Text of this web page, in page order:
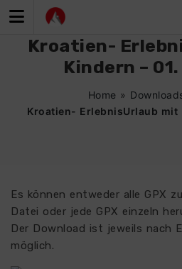
Inhalt
Kroatien-
Kindern –
Home »
Kroatien- ErlebnisUrlaub mit
Es können entweder alle GPX
Datei oder jede GPX einzeln
Der Download ist jeweils nach
möglich.